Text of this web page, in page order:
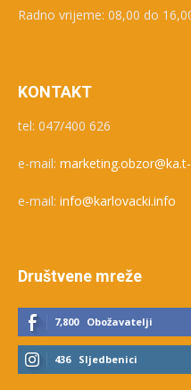
Radno vrijeme: 08,00 do
KONTAKT
tel: 047/400 626
e-mail:
e-mail: info@karlovacki.info
Društvene mreže
7,800 Obožavatelji
436 Sljedbenici